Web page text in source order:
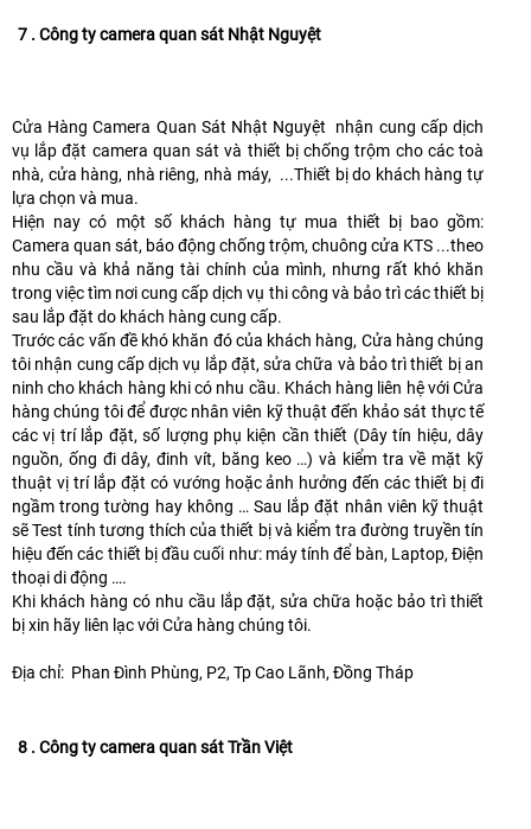
7 . Công ty camera quan sát Nhật Nguyệt
Cửa Hàng Camera Quan Sát Nhật Nguyệt nhận cung cấp dịch
vụ lắp đặt camera quan sát và thiết bị chống trộm cho các toà
nhà, cửa hàng, nhà riêng, nhà máy, ...Thiết bị do khách hàng tự
lựa chọn và mua.
Hiện nay có một số khách hàng tự mua thiết bị bao gồm:
Camera quan sát, báo động chống trộm, chuông cửa KTS ...theo
nhu cầu và khả năng tài chính của mình, nhưng rất khó khăn
trong việc tìm nơi cung cấp dịch vụ thi công và bảo trì các thiết bị
sau lắp đặt do khách hàng cung cấp.
Trước các vấn đề khó khăn đó của khách hàng, Cửa hàng chúng
tôi nhận cung cấp dịch vụ lắp đặt, sửa chữa và bảo trì thiết bị an
ninh cho khách hàng khi có nhu cầu. Khách hàng liên hệ với Cửa
hàng chúng tôi để được nhân viên kỹ thuật đến khảo sát thực tế
các vị trí lắp đặt, số lượng phụ kiện cần thiết (Dây tín hiệu, dây
nguồn, ống đi dây, đinh vít, băng keo …) và kiểm tra về mặt kỹ
thuật vị trí lắp đặt có vướng hoặc ảnh hưởng đến các thiết bị đi
ngầm trong tường hay không … Sau lắp đặt nhân viên kỹ thuật
sẽ Test tính tương thích của thiết bị và kiểm tra đường truyền tín
hiệu đến các thiết bị đầu cuối như: máy tính để bàn, Laptop, Điện
thoại di động ….
Khi khách hàng có nhu cầu lắp đặt, sửa chữa hoặc bảo trì thiết
bị xin hãy liên lạc với Cửa hàng chúng tôi.
Địa chỉ: Phan Đình Phùng, P2, Tp Cao Lãnh, Đồng Tháp
8 . Công ty camera quan sát Trần Việt